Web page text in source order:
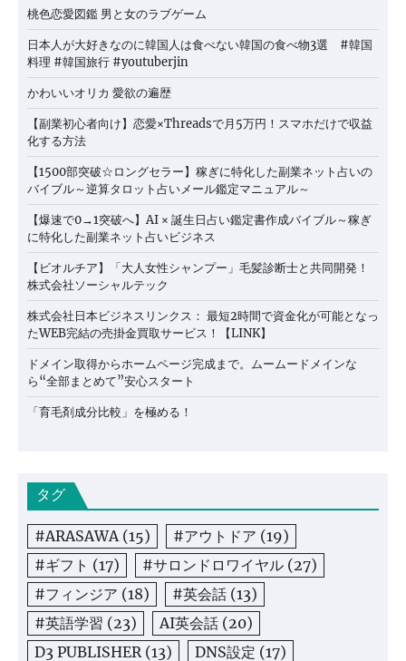
桃色恋愛図鑑 男と女のラブゲーム
日本人が大好きなのに韓国人は食べない韓国の食べ物3選 #韓国
料理 #韓国旅行 #youtuberjin
かわいいオリカ 愛欲の遍歴
【副業初心者向け】恋愛×Threadsで月5万円！スマホだけで収益
化する方法
【1500部突破☆ロングセラー】稼ぎに特化した副業ネット占いの
バイブル～逆算タロット占いメール鑑定マニュアル～
【爆速で0→1突破へ】AI × 誕生日占い鑑定書作成バイブル～稼ぎ
に特化した副業ネット占いビジネス
【ビオルチア】「大人女性シャンプー」毛髪診断士と共同開発！
株式会社ソーシャルテック
株式会社日本ビジネスリンクス： 最短2時間で資金化が可能となっ
たWEB完結の売掛金買取サービス！【LINK】
ドメイン取得からホームページ完成まで。ムームードメインな
ら“全部まとめて”安心スタート
「育毛剤成分比較」を極める！
タグ
#ARASAWA(15) #アウトドア (19)
#ギフト (17) #サロンドロワイヤル (27)
#フィンジア (18) #英会話 (13)
#英語学習 (23) AI英会話 (20)
D3 PUBLISHER(13) DNS設定 (17)